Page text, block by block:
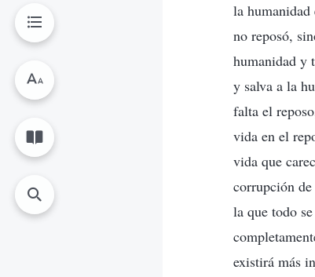
la humanidad
no reposó,
humanidad y
y salva a la
falta el
vida en el
vida que
corrupción
la que todo
existirá más